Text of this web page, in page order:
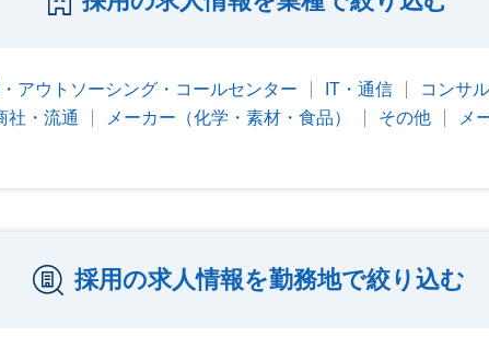
アウトソーシング・コールセンター IT・通信 コンサ
社・流通 メーカー（化学・素材・食品） その他
メ
採用の求人情報を勤務地で絞り込む